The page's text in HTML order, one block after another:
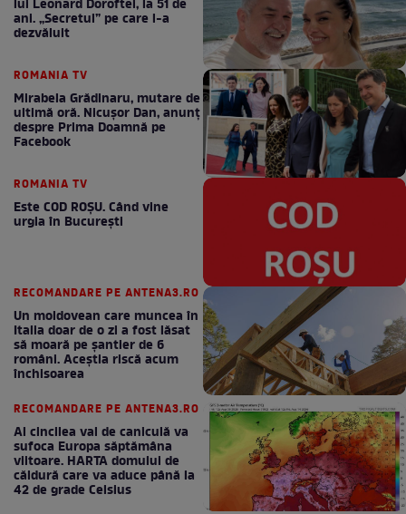
lui Leonard Doroftei, la 51 de
ani. „Secretul” pe care l-a
dezvăluit
ROMANIA TV
Mirabela Grădinaru, mutare de
ultimă oră. Nicuşor Dan, anunţ
despre Prima Doamnă pe
Facebook
ROMANIA TV
Este COD ROŞU. Când vine
urgia în Bucureşti
RECOMANDARE PE ANTENA3.RO
Un moldovean care muncea în
Italia doar de o zi a fost lăsat
să moară pe şantier de 6
români. Aceștia riscă acum
închisoarea
RECOMANDARE PE ANTENA3.RO
Al cincilea val de caniculă va
sufoca Europa săptămâna
viitoare. HARTA domului de
căldură care va aduce până la
42 de grade Celsius